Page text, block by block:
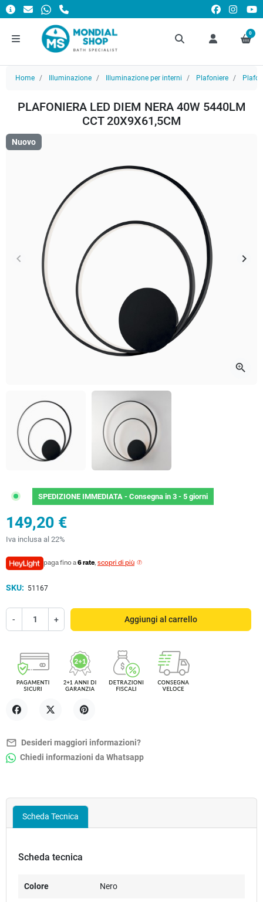
0
Home Illuminazione Illuminazione per interni Plafoniere
PLAFONIERA LED DIEM NERA 40W 5440LM
CCT 20X9X61,5CM
Nuovo
Precedente
keyboard_arrow_left keyboard_arrow_right
zoom_in
SPEDIZIONE IMMEDIATA - Consegna in 3 - 5 giorni
149,20 €
Iva inclusa al 22%
paga fino a6 rate, scopri di più
SKU: 51167
- + Aggiungi al carrello
mail_outline Desideri maggiori informazioni?
Chiedi informazioni da Whatsapp
Scheda Tecnica
Scheda tecnica
Colore Nero